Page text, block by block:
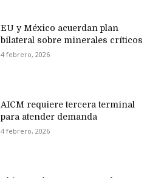
EU y México acuerdan plan
bilateral sobre minerales críticos
4 febrero, 2026
AICM requiere tercera terminal
para atender demanda
4 febrero, 2026